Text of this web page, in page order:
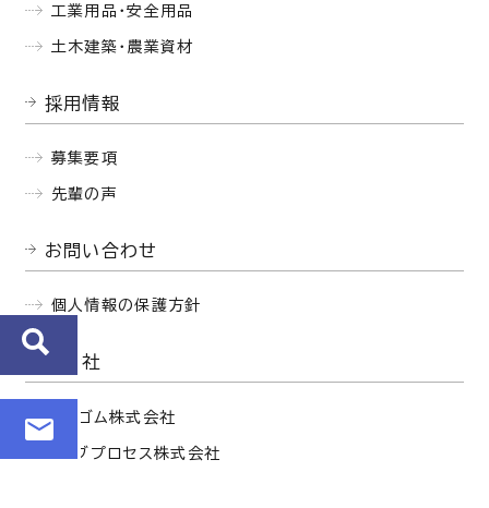
工業用品・安全用品
土木建築・農業資材
採用情報
募集要項
先輩の声
お問い合わせ
個人情報の保護方針
関連会社
西部ゴム株式会社
セイブプロセス株式会社